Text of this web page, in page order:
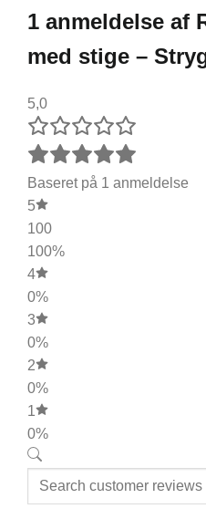
1 anmeldelse af
med stige –
5,0
Baseret på 1 anmeldelse
5
100
100%
4
0%
3
0%
2
0%
1
0%